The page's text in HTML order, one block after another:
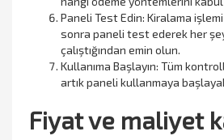
Paneli Test Edin: Kiralama
sonra paneli test ederek her
çalıştığından emin olun.
Kullanıma Başlayın: Tüm
artık paneli kullanmaya
Fiyat ve maliyet